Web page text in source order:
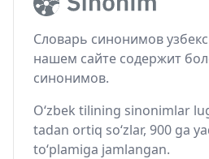
Словарь синонимов
нашем сайте содержит
синонимов.
O‘zbek tilining sinonimlar
tadan ortiq so‘zlar, 900 ga
to‘plamiga jamlangan.